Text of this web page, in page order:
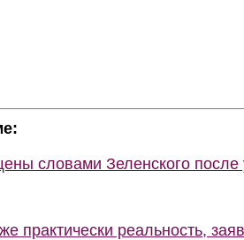
словами Зеленского после
практически реальность,